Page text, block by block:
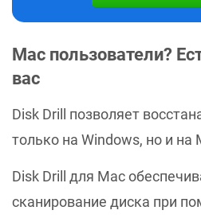
Mac пользователи?
вас
Disk Drill позволяет
только на Windows, но и
Disk Drill для Mac
сканирование диска при